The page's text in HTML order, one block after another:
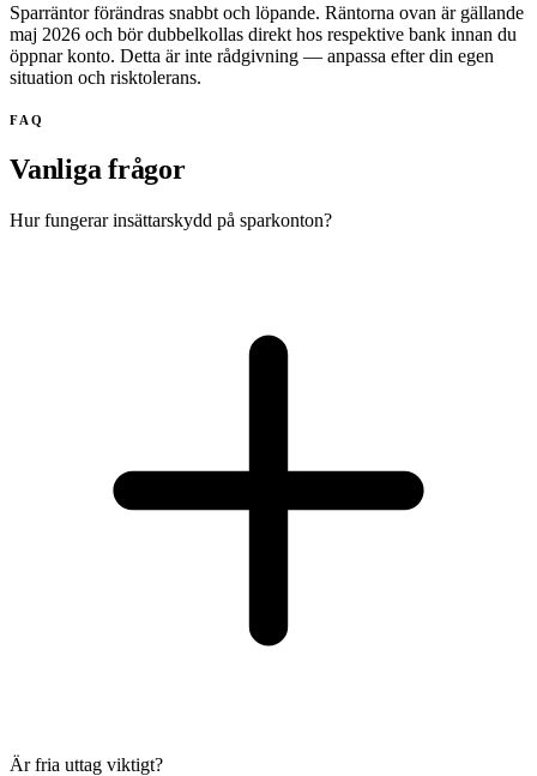
Sparräntor förändras snabbt och löpande. Räntorna ovan är gällande
maj 2026 och bör dubbelkollas direkt hos respektive bank innan du
öppnar konto. Detta är inte rådgivning — anpassa efter din egen
situation och risktolerans.
FAQ
Vanliga frågor
Hur fungerar insättarskydd på sparkonton?
Är fria uttag viktigt?